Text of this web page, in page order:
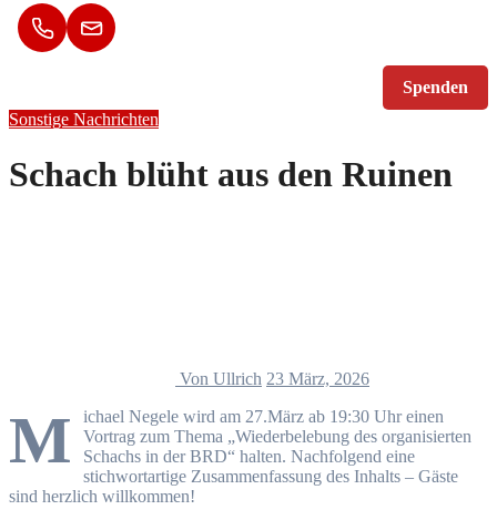
Spenden
Sonstige Nachrichten
Schach blüht aus den Ruinen
Von Ullrich 23 März, 2026
M
ichael Negele wird am 27.März ab 19:30 Uhr einen
Vortrag zum Thema „Wiederbelebung des organisierten
Schachs in der BRD“ halten. Nachfolgend eine
stichwortartige Zusammenfassung des Inhalts – Gäste
sind herzlich willkommen!